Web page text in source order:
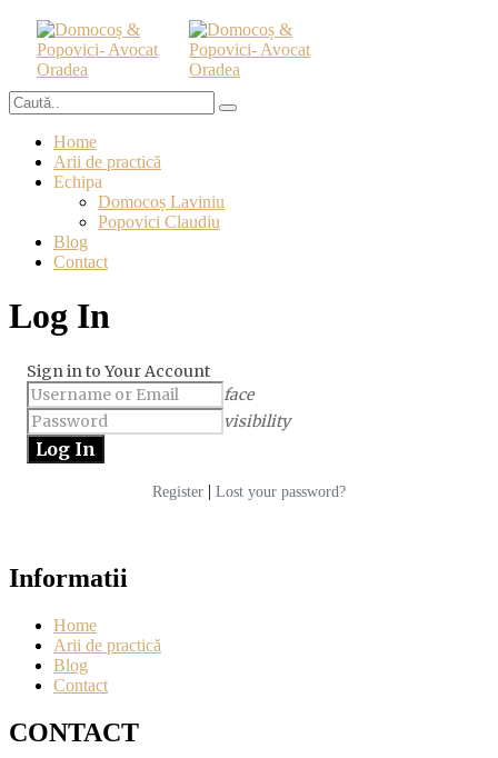
Home
Arii de practică
Echipa
Domocoș Laviniu
Popovici Claudiu
Blog
Contact
Log In
Sign in to Your Account
face
visibility
Register | Lost your password?
Informatii
Home
Arii de practică
Blog
Contact
CONTACT